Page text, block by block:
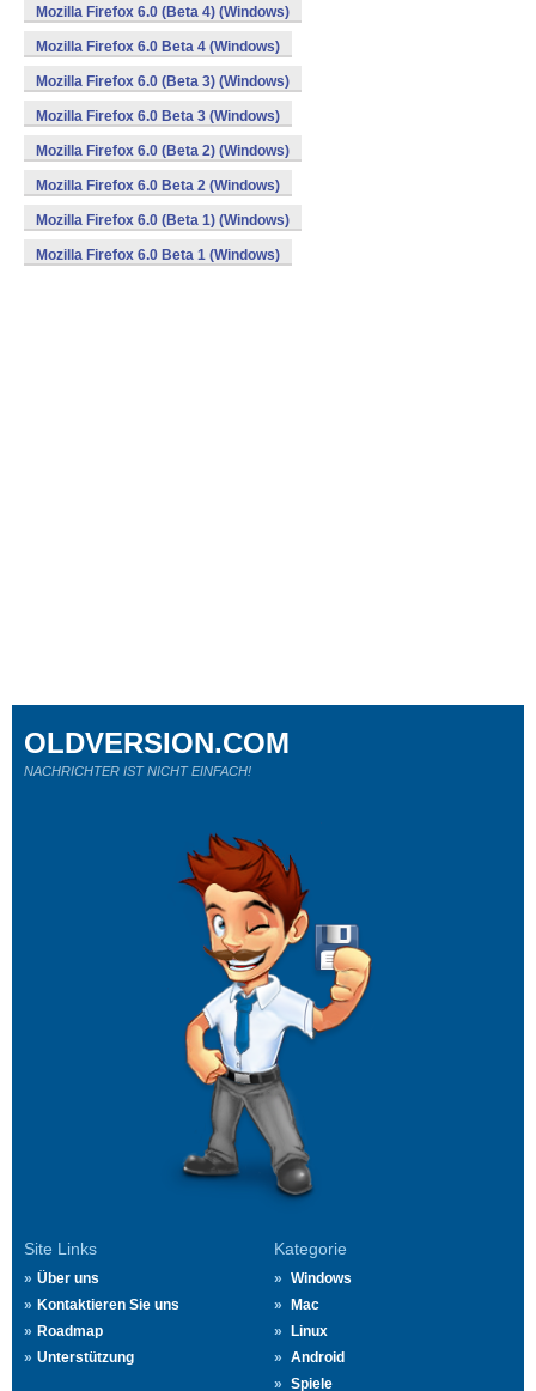
Mozilla Firefox 6.0 (Beta 4) (Windows)
Mozilla Firefox 6.0 Beta 4 (Windows)
Mozilla Firefox 6.0 (Beta 3) (Windows)
Mozilla Firefox 6.0 Beta 3 (Windows)
Mozilla Firefox 6.0 (Beta 2) (Windows)
Mozilla Firefox 6.0 Beta 2 (Windows)
Mozilla Firefox 6.0 (Beta 1) (Windows)
Mozilla Firefox 6.0 Beta 1 (Windows)
Site Links
Über uns
Kontaktieren Sie uns
Roadmap
Unterstützung
Kategorie
Windows
Mac
Linux
Android
Spiele
OLDVERSION.COM
NACHRICHTER IST NICHT EINFACH!